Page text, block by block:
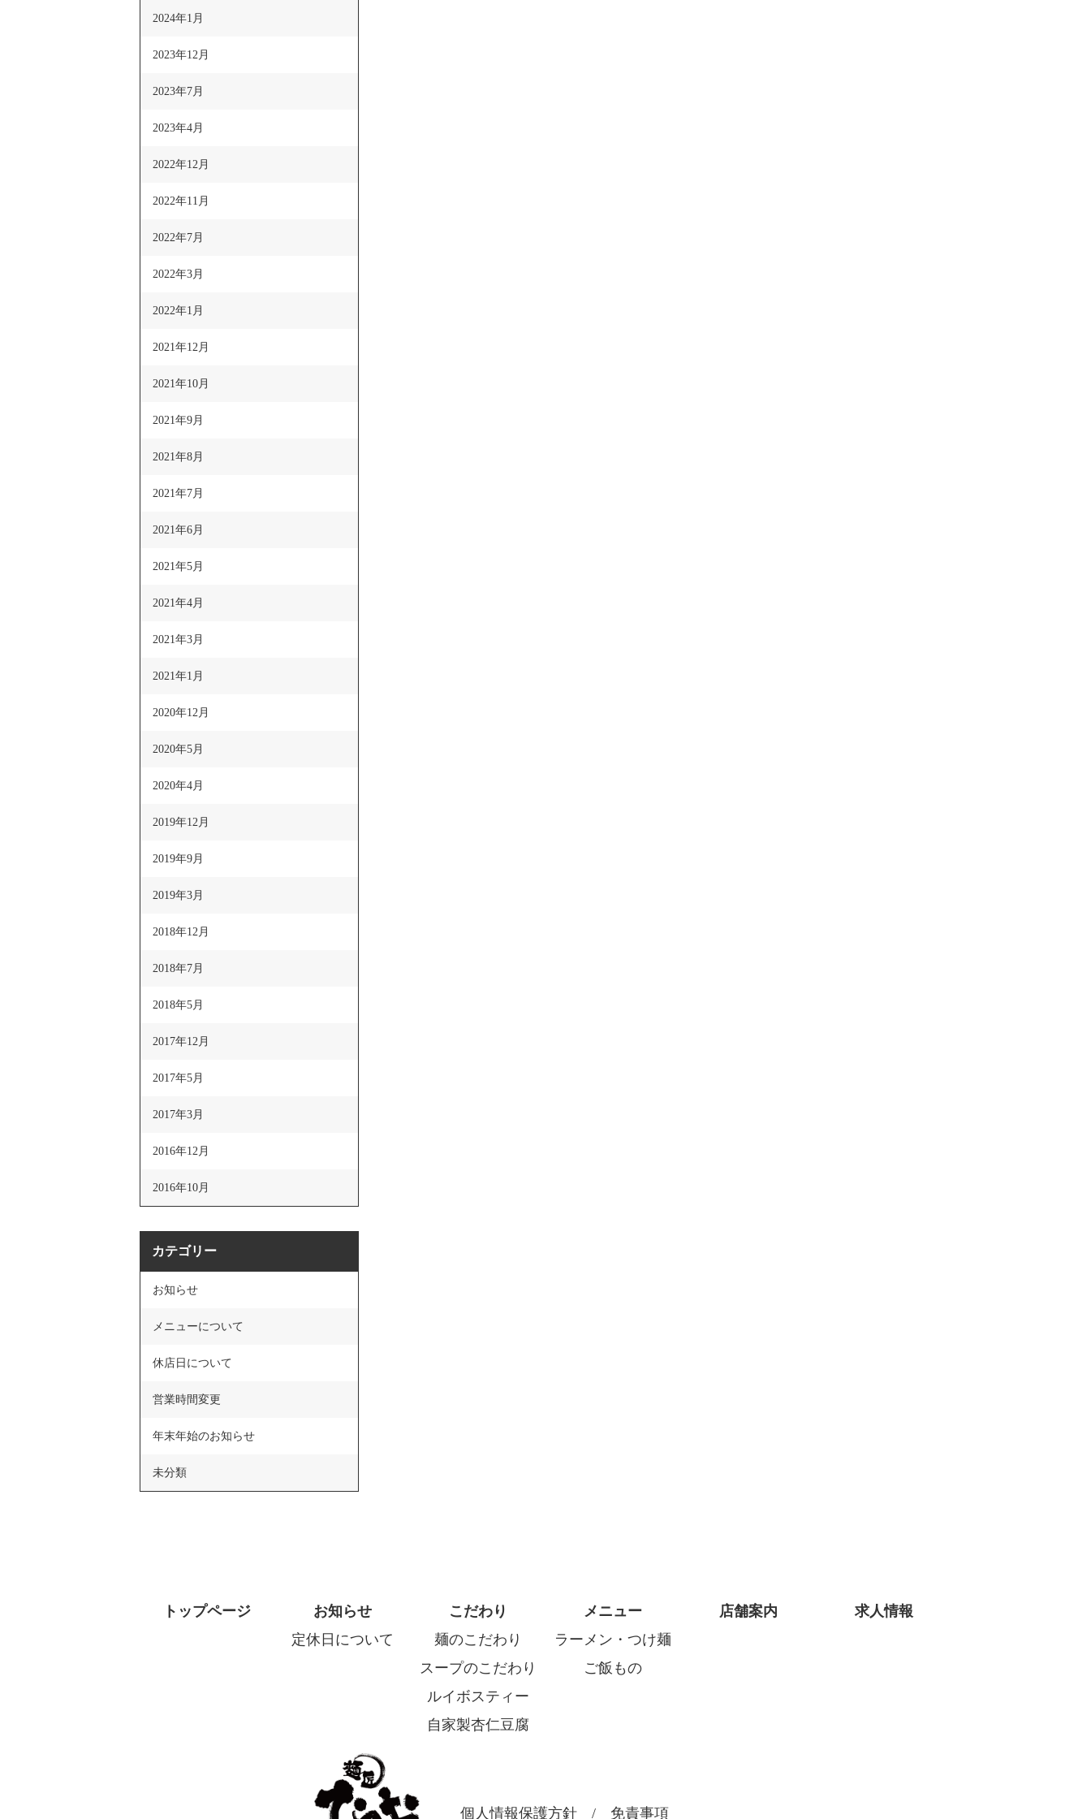
2024年1月
2023年12月
2023年7月
2023年4月
2022年12月
2022年11月
2022年7月
2022年3月
2022年1月
2021年12月
2021年10月
2021年9月
2021年8月
2021年7月
2021年6月
2021年5月
2021年4月
2021年3月
2021年1月
2020年12月
2020年5月
2020年4月
2019年12月
2019年9月
2019年3月
2018年12月
2018年7月
2018年5月
2017年12月
2017年5月
2017年3月
2016年12月
2016年10月
カテゴリー
お知らせ
メニューについて
休店日について
営業時間変更
年末年始のお知らせ
未分類
トップページ
お知らせ
定休日について
こだわり
麺のこだわり
スープのこだわり
ルイボスティー
自家製杏仁豆腐
メニュー
ラーメン・つけ麺
ご飯もの
店舗案内 求人情報
個人情報保護方針 / 免責事項